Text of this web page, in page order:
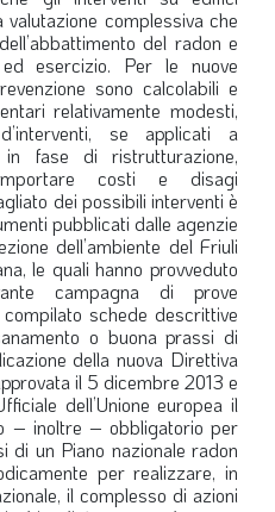
complessiva che
del radon e
esercizio. Per le nuove
sono calcolabili e
relativamente modesti,
se applicati a
fase di ristrutturazione,
costi e disagi
dei possibili interventi è
pubblicati dalle agenzie
dell’ambiente del Friuli
le quali hanno provveduto
campagna di prove
schede descrittive
o buona prassi di
della nuova Direttiva
il 5 dicembre 2013 e
dell’Unione europea il
– inoltre – obbligatorio per
un Piano nazionale radon
per realizzare, in
il complesso di azioni